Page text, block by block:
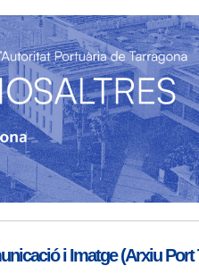
i Imatge (Arxiu Port